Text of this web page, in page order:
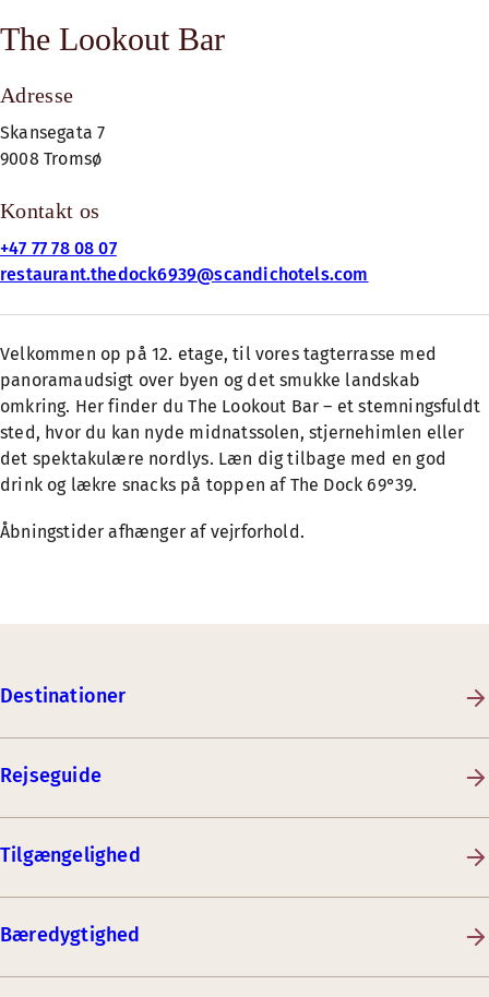
The Lookout Bar
Adresse
Skansegata 7
9008 Tromsø
Kontakt os
+47 77 78 08 07
restaurant.thedock6939@scandichotels.com
Velkommen op på 12. etage, til vores tagterrasse med
panoramaudsigt over byen og det smukke landskab
omkring. Her finder du The Lookout Bar – et stemningsfuldt
sted, hvor du kan nyde midnatssolen, stjernehimlen eller
det spektakulære nordlys. Læn dig tilbage med en god
drink og lækre snacks på toppen af The Dock 69°39.
Åbningstider afhænger af vejrforhold.
Destinationer
Rejseguide
Tilgængelighed
Bæredygtighed